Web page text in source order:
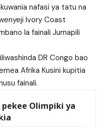
nafasi ya tatu na
Ivory Coast
la fainali Jumapili
DR Congo bao
Afrika Kusini kupitia
fainali.
Olimpiki ya